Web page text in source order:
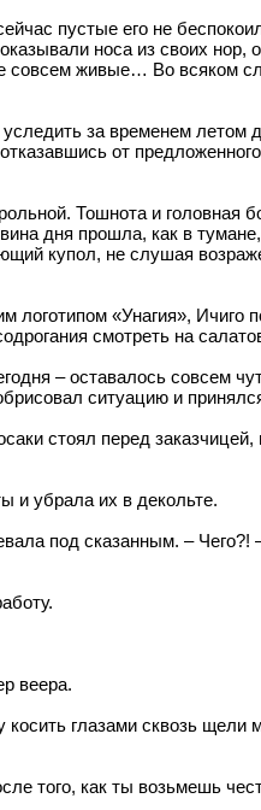
пустые его не
носа из своих нор,
совсем живые… Во всяком
за временем летом
от
Тошнота и головная
дня прошла, как в
купол, не слушая
«Унагия», Ичиго
смотреть на
– оставалось совсем
ситуацию и
стоял перед заказчицей,
и убрала их в декольте.
под сказанным. – Чего?!
веера.
глазами сквозь щели
как ты возьмешь